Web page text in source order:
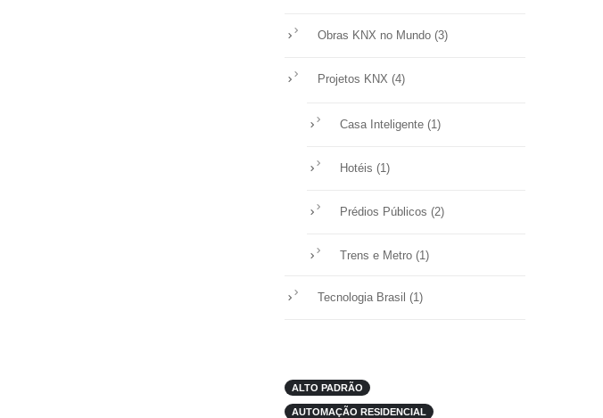
Obras KNX no Mundo (3)
Projetos KNX (4)
Casa Inteligente (1)
Hotéis (1)
Prédios Públicos (2)
Trens e Metro (1)
Tecnologia Brasil (1)
ALTO PADRÃO
AUTOMAÇÃO RESIDENCIAL